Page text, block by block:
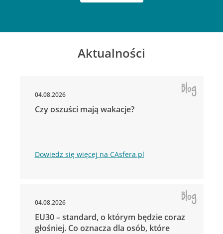
Aktualności
04.08.2026
Czy oszuści mają wakacje?
Dowiedz się więcej na CAsfera.pl
04.08.2026
EU30 – standard, o którym będzie coraz
głośniej. Co oznacza dla osób, które